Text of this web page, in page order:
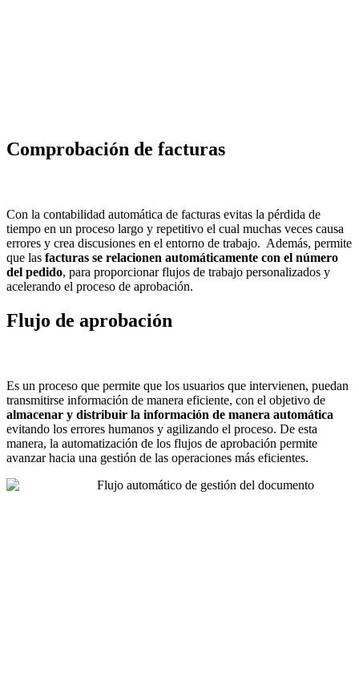
Comprobación de facturas
Con la contabilidad automática de facturas evitas la pérdida de
tiempo en un proceso largo y repetitivo el cual muchas veces causa
errores y crea discusiones en el entorno de trabajo. Además, permite
que las facturas se relacionen automáticamente con el número
del pedido, para proporcionar flujos de trabajo personalizados y
acelerando el proceso de aprobación.
Flujo de aprobación
Es un proceso que permite que los usuarios que intervienen, puedan
transmitirse información de manera eficiente, con el objetivo de
almacenar y distribuir la información de manera automática
evitando los errores humanos y agilizando el proceso. De esta
manera, la automatización de los flujos de aprobación permite
avanzar hacia una gestión de las operaciones más eficientes.